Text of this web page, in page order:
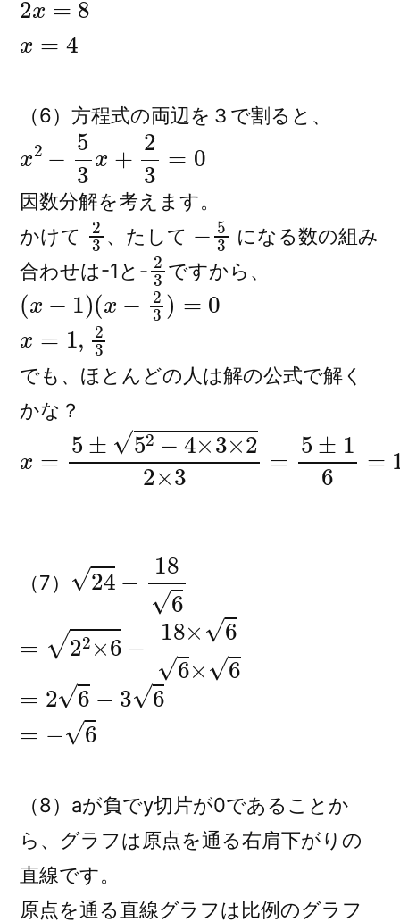
（6）方程式の両辺を３で割ると、
2 3 3=
因数分解を考えます。
かけて
23
、たして
− 53
になる数の組み
合わせは-1と-
2
ですから、
(x − 1)(x− 23 =0
x
2 3
でも、ほとんどの人は解の公式で解く
かな？
±52 −4× 3×22×3= 16 =1,2
（7）
24− 6
2×6−18 66× 6
26 −3
（8）aが負でy切片が0であることか
ら、グラフは原点を通る右肩下がりの
直線です。
原点を通る直線グラフは比例のグラフ